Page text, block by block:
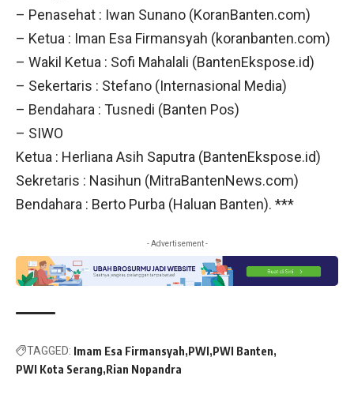
– Penasehat : Iwan Sunano (KoranBanten.com)
– Ketua : Iman Esa Firmansyah (koranbanten.com)
– Wakil Ketua : Sofi Mahalali (BantenEkspose.id)
– Sekertaris : Stefano (Internasional Media)
– Bendahara : Tusnedi (Banten Pos)
– SIWO
Ketua : Herliana Asih Saputra (BantenEkspose.id)
Sekretaris : Nasihun (MitraBantenNews.com)
Bendahara : Berto Purba (Haluan Banten). ***
- Advertisement -
TAGGED: Imam Esa Firmansyah PWI PWI Banten
PWI Kota Serang Rian Nopandra